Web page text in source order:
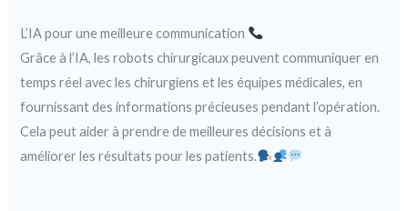
L’IA pour une meilleure communication
Grâce à l’IA, les robots chirurgicaux peuvent communiquer en
temps réel avec les chirurgiens et les équipes médicales, en
fournissant des informations précieuses pendant l’opération.
Cela peut aider à prendre de meilleures décisions et à
améliorer les résultats pour les patients.